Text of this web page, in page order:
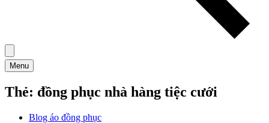
Menu
Thẻ: đồng phục nhà hàng tiệc cưới
Blog áo đồng phục